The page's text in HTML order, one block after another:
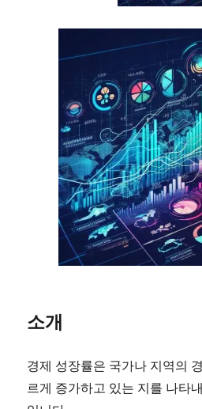
소개
경제 성장률은 국가나 지역의
르게 증가하고 있는 지를 나타